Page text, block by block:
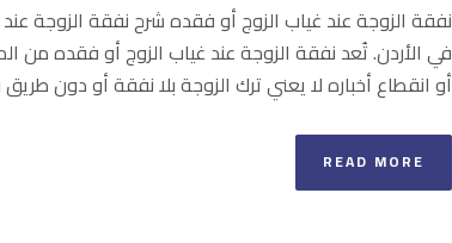
نفقة الزوجة عند غياب الزوج أو فقده شرح نفقة الزوجة
في الأردن. تُعد نفقة الزوجة عند غياب الزوج أو فقده من
أو انقطاع أخباره لا يعني ترك الزوجة بلا نفقة أو دون
READ MORE